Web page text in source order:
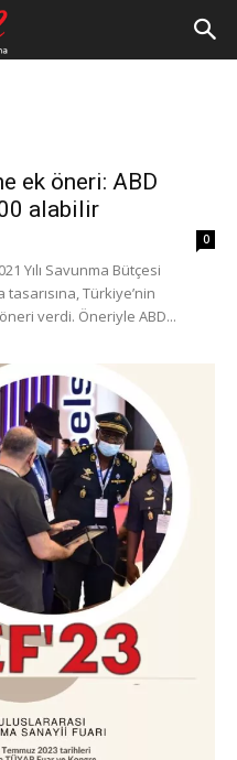
ek öneri: ABD
alabilir
0
Yılı Savunma Bütçesi
Türkiye’nin
öneri verdi. Öneriyle ABD...